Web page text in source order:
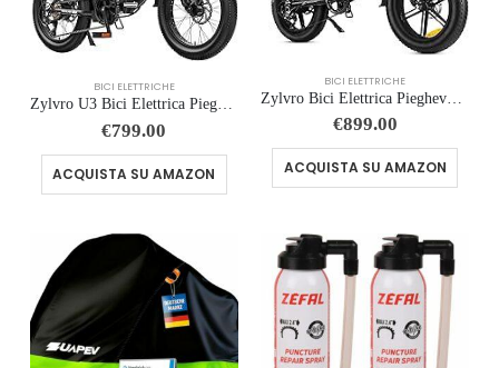
BICI ELETTRICHE
Zylvro U3 Bici Elettrica Pieghevole Adulti, Bicicletta Elettrica con 48V 13Ah Batteria, 20″*3,0″ Fat Tire Ebike, 7 Velocit…
€799.00
ACQUISTA SU AMAZON
BICI ELETTRICHE
Zylvro Bici Elettrica Pieghevole per Adulti, Motore Potente, 20″×4.0″ Fat Tire, 48V Batteria, 7 Velocità, Autonomia 40-110…
€899.00
ACQUISTA SU AMAZON